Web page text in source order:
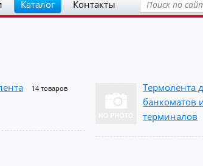
Каталог Контакты
14 товаров
Термолента
банкоматов
терминалов